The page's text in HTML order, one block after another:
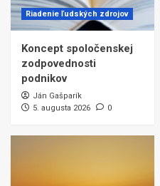
Riadenie ľudských zdrojov
Koncept spoločenskej
zodpovednosti
podnikov
Ján Gašparík
5. augusta 2026
0